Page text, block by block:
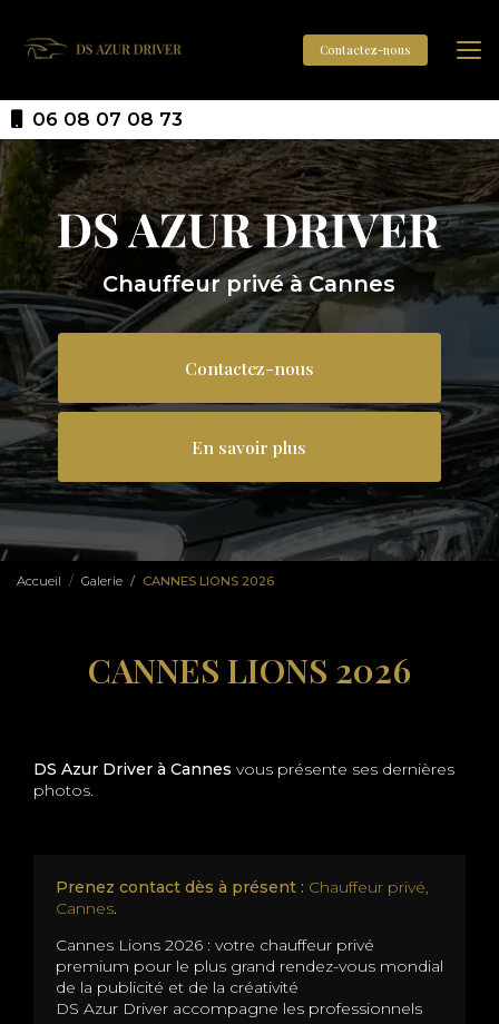
contenu
06 08 07 08 73
Contactez-nous
Chauffeur privé à Cannes
Contactez-nous
En savoir plus
Accueil Galerie CANNES LIONS 2026
CANNES LIONS 2026
DS Azur Driver à Cannes vous présente ses dernières
photos.
Prenez contact dès à présent : Chauffeur privé,
Cannes.
Cannes Lions 2026 : votre chauffeur privé
premium pour le plus grand rendez-vous mondial
de la publicité et de la créativité
DS Azur Driver accompagne les professionnels